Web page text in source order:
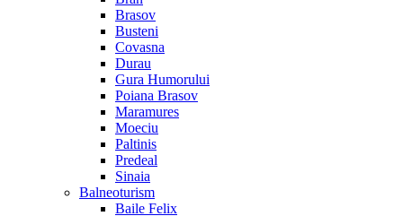
Brasov
Busteni
Covasna
Durau
Gura Humorului
Poiana Brasov
Maramures
Moeciu
Paltinis
Predeal
Sinaia
Balneoturism
Baile Felix